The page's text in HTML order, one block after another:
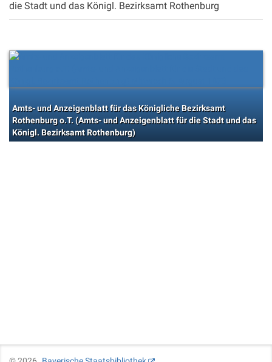
die Stadt und das Königl. Bezirksamt Rothenburg
Amts- und Anzeigenblatt für das Königliche Bezirksamt
Rothenburg o.T. (Amts- und Anzeigenblatt für die Stadt und das
Königl. Bezirksamt Rothenburg)